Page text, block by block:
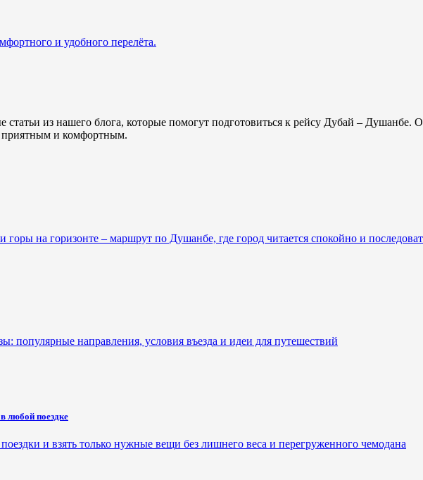
и удобного перелёта.
статьи из нашего блога, которые помогут подготовиться к рейсу Дубай –
приятным и комфортным.
на горизонте – маршрут по Душанбе, где город читается спокойно и
популярные направления, условия въезда и идеи для путешествий
любой поездке
и взять только нужные вещи без лишнего веса и перегруженного чемодана